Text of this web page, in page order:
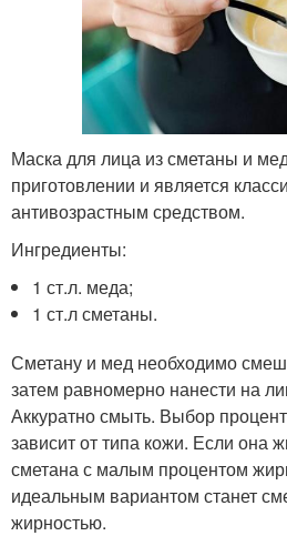
Маска для лица из сметаны и
приготовлении и является
антивозрастным средством.
Ингредиенты:
1 ст.л. меда;
1 ст.л сметаны.
Сметану и мед необходимо
затем равномерно нанести на
Аккуратно смыть. Выбор
зависит от типа кожи. Если она
сметана с малым процентом
идеальным вариантом станет
жирностью.